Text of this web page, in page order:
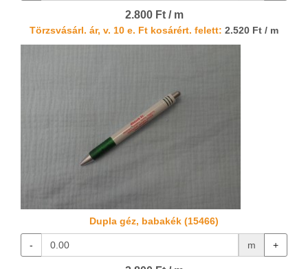
2.800 Ft / m
Törzsvásárl. ár, v. 10 e. Ft kosárért. felett: 2.520 Ft / m
Dupla géz, babakék (15466)
- m +